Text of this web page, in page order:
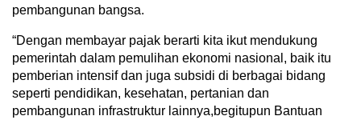
pembangunan bangsa.
“Dengan membayar pajak berarti kita ikut mendukung
pemerintah dalam pemulihan ekonomi nasional, baik itu
pemberian intensif dan juga subsidi di berbagai bidang
seperti pendidikan, kesehatan, pertanian dan
pembangunan infrastruktur lainnya,begitupun Bantuan